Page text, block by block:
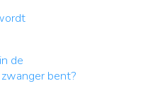
de
bent?